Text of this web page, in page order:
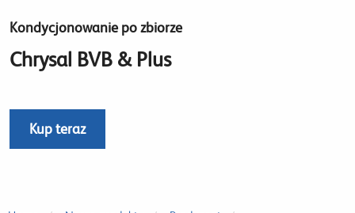
Kondycjonowanie po zbiorze
Chrysal BVB & Plus
Kup teraz